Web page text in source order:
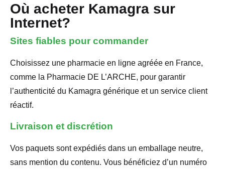
Où acheter Kamagra sur
Internet?
Sites fiables pour commander
Choisissez une pharmacie en ligne agréée en France,
comme la Pharmacie DE L’ARCHE, pour garantir
l’authenticité du Kamagra générique et un service client
réactif.
Livraison et discrétion
Vos paquets sont expédiés dans un emballage neutre,
sans mention du contenu. Vous bénéficiez d’un numéro